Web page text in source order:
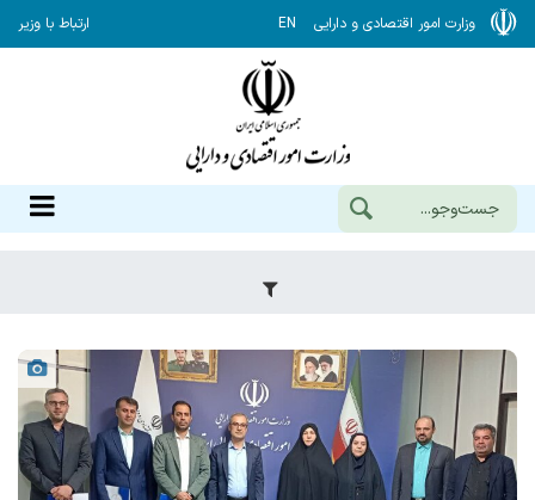
وزارت امور اقتصادی و دارایی EN ارتباط با وزیر